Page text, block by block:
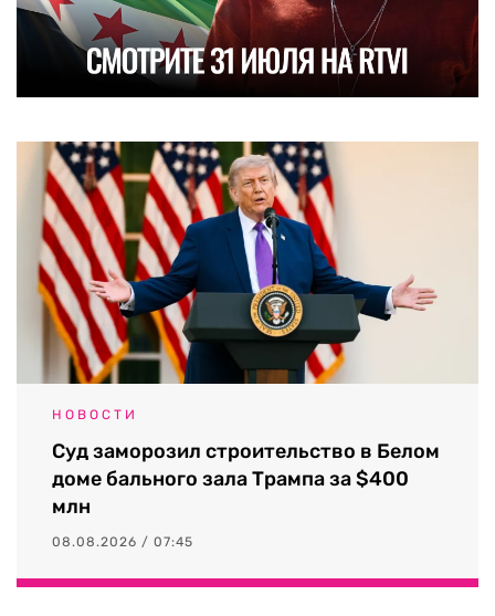
НОВОСТИ
Суд заморозил строительство в Белом
доме бального зала Трампа за $400
млн
08.08.2026 / 07:45